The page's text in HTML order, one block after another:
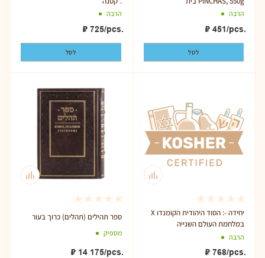
הרבה
₽ 725/pcs.
לסל
הרבה
₽ 451/pcs.
לסל
ספר תהילים (תהלים) כרוך בעור
מספיק
₽ 14 175/pcs.
X יחידה -: הסוד היהודית הקומנדו
במלחמת העולם השנייה
הרבה
₽ 768/pcs.